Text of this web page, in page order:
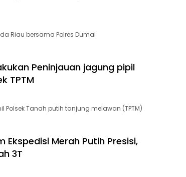
Riau bersama Polres Dumai
Peninjauan jagung pipil
TPTM
Polsek Tanah putih tanjung melawan (TPTM)
Ekspedisi Merah Putih Presisi,
3T